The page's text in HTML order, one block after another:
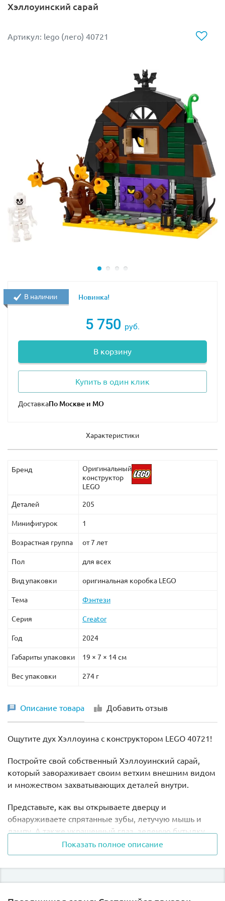
Хэллоуинский сарай
Артикул: lego (лего) 40721
5 750 руб.
В корзину
Купить в один клик
Доставка
В наличии Новинка!
Характеристики
Бренд
Оригинальный
конструктор
LEGO
Деталей 205
Минифигурок 1
Возрастная группа от 7 лет
Пол для всех
Вид упаковки оригинальная коробка LEGO
Тема Фэнтези
Серия Creator
Год 2024
Габариты упаковки 19 × 7 × 14 см
Вес упаковки 274 г
Описание товара Добавить отзыв
Ощутите дух Хэллоуина с конструктором LEGO 40721!
Постройте свой собственный Хэллоуинский сарай,
который завораживает своим ветхим внешним видом
и множеством захватывающих деталей внутри.
Представьте, как вы открываете дверцу и
обнаруживаете спрятанные зубы, летучую мышь и
лампу. А также украшенный глаз, зеленую бутылку,
черный сосуд и старое дерево. Каждая деталь
добавляет свою изюминку и делает сборку еще
более увлекательной.
Показать полное описание